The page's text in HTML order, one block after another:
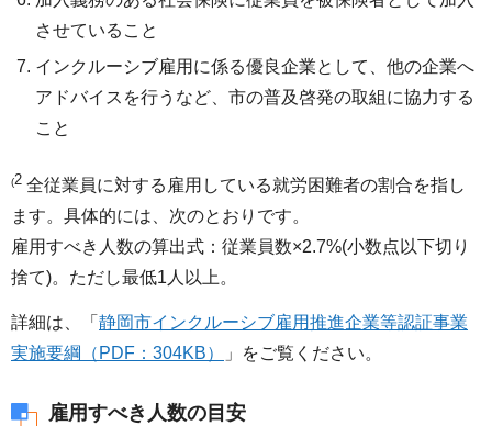
させていること
インクルーシブ雇用に係る優良企業として、他の企業へ
アドバイスを行うなど、市の普及啓発の取組に協力する
こと
(2 全従業員に対する雇用している就労困難者の割合を指し
ます。具体的には、次のとおりです。
雇用すべき人数の算出式：従業員数×2.7%(小数点以下切り
捨て)。ただし最低1人以上。
詳細は、「 静岡市インクルーシブ雇用推進企業等認証事業
実施要綱（PDF：304KB）
」をご覧ください。
雇用すべき人数の目安